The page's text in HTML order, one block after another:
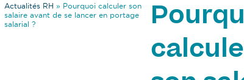
Actualités RH » Pourquoi calculer son
salaire avant de se lancer en portage
salarial ?